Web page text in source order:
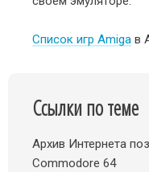
Список игр Amiga в
Ссылки по теме
Архив Интернета
Commodore 64